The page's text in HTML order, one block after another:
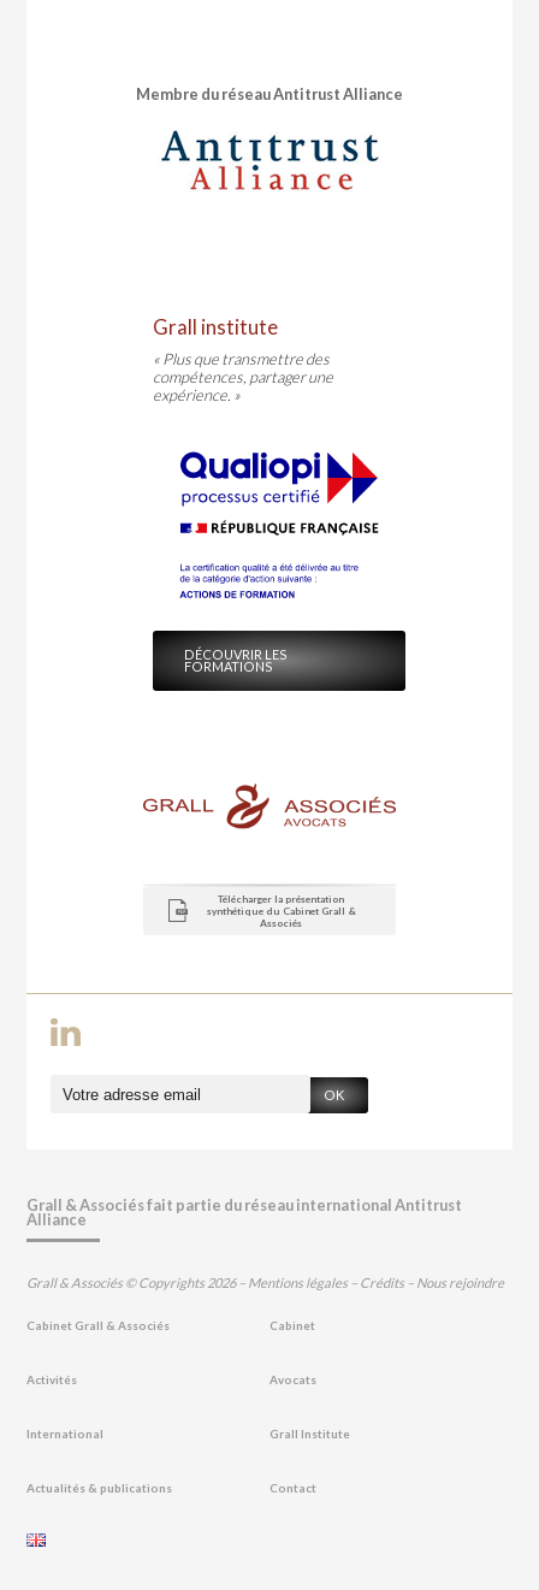
Membre du réseau Antitrust Alliance
Grall institute
« Plus que transmettre des
compétences, partager une
expérience. »
DÉCOUVRIR LES
FORMATIONS
Télécharger la présentation
synthétique du Cabinet Grall &
Associés
OK
Grall & Associés fait partie du réseau international Antitrust
Alliance
Grall & Associés © Copyrights 2026 – Mentions légales – Crédits – Nous rejoindre
Cabinet Grall & Associés Cabinet
Activités Avocats
International Grall Institute
Actualités & publications Contact